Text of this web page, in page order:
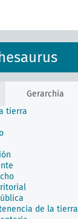
Gerarchia
tierra
de la tierra